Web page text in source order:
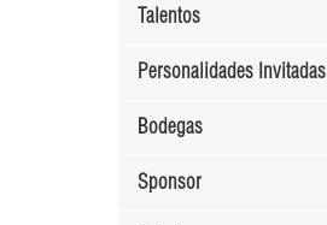
Talentos
Personalidades Invitadas
Bodegas
Sponsor